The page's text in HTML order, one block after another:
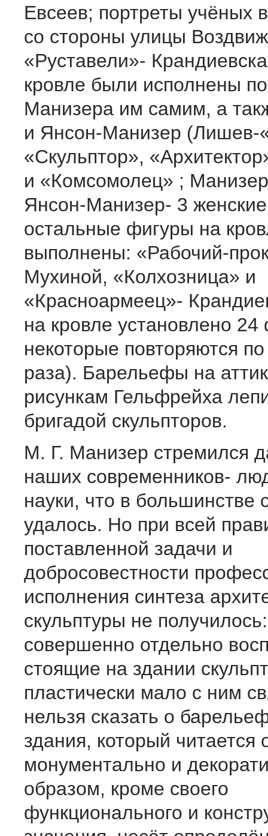
Евсеев; портреты учёных
со стороны улицы
«Руставели»-
кровле были исполнены
Манизера им самим, а
и Янсон-Манизер (Лишев-
«Скульптор»,
и «Комсомолец» ;
Янсон-Манизер- 3
остальные фигуры на
выполнены: «Рабочий-
Мухиной, «Колхозница» и
«Красноармеец»-
на кровле установлено
некоторые повторяются
раза). Барельефы на
рисункам Гельфрейха
бригадой скульпторов.
М. Г. Манизер стремился
наших современников-
науки, что в большинстве
удалось. Но при всей
поставленной задачи и
добросовестности
исполнения синтеза
скульптуры не
совершенно отдельно
стоящие на здании
пластически мало с ним
нельзя сказать о
здания, который читается
монументально и
образом, кроме своего
функционального и